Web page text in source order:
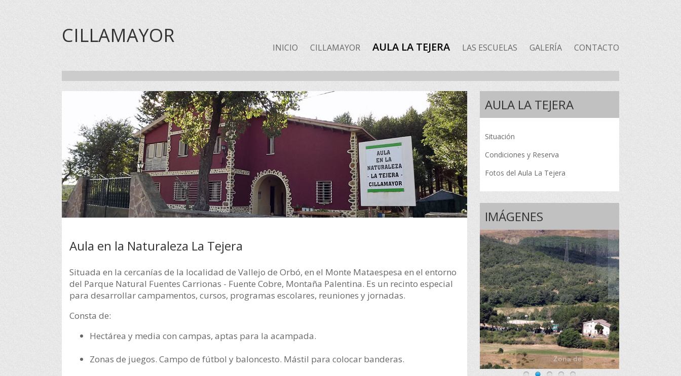
CILLAMAYOR INICIO CILLAMAYOR AULA LA TEJERA LAS ESCUELAS GALERÍA CONTACTO
Aula en la Naturaleza La Tejera
Situada en la cercanías de la localidad de Vallejo de Orbó, en el Monte Mataespesa en el entorno
del Parque Natural Fuentes Carrionas - Fuente Cobre, Montaña Palentina. Es un recinto especial
para desarrollar campamentos, cursos, programas escolares, reuniones y jornadas.
Consta de:
Hectárea y media con campas, aptas para la acampada.
Zonas de juegos. Campo de fútbol y baloncesto. Mástil para colocar banderas.
AULA LA TEJERA
Situación
Condiciones y Reserva
Fotos del Aula La Tejera
IMÁGENES
Zona de acampada